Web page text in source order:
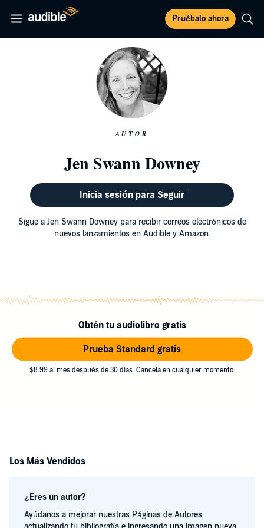
Pruébalo ahora
AUTOR
Jen Swann Downey
Inicia sesión para Seguir
Sigue a Jen Swann Downey para recibir correos electrónicos de
nuevos lanzamientos en Audible y Amazon.
Obtén tu audiolibro gratis
Prueba Standard gratis
$8.99 al mes después de 30 días. Cancela en cualquier momento.
Los Más Vendidos
¿Eres un autor?
Ayúdanos a mejorar nuestras Páginas de Autores